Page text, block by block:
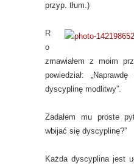
przyp. tłum.)
R
o
zmawiałem z moim
powiedział:
dyscyplinę modlitwy”.
Zadałem mu proste
wbijać się dyscyplinę?”
Każda dyscyplina jest